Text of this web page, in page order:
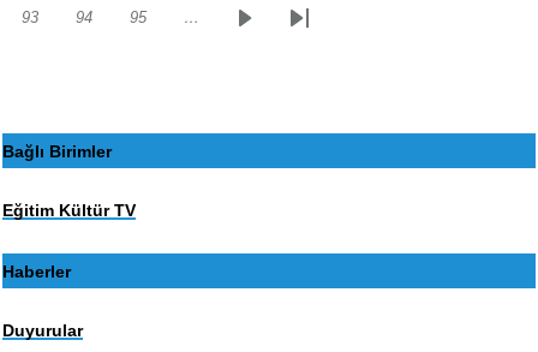
Sayfa
93 Sayfa
94 Sayfa
95 …
SonrakiSon
Bağlı Birimler
Eğitim Kültür TV
Haberler
Duyurular